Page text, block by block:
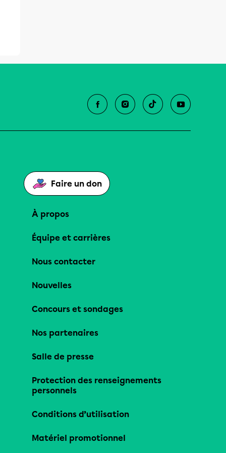
Faire un don
À propos
Équipe et carrières
Nous contacter
Nouvelles
Concours et sondages
Nos partenaires
Salle de presse
Protection des renseignements
personnels
Conditions d’utilisation
Matériel promotionnel